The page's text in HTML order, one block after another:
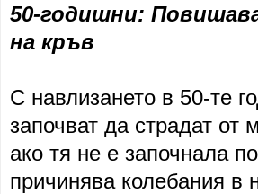
50-годишни:
на кръв
С навлизането в 50-те
започват да страдат от
ако тя не е започнала
причинява колебания в